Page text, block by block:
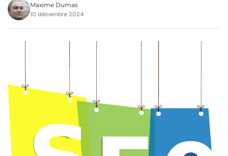
Maxime Dumas
10 décembre 2024